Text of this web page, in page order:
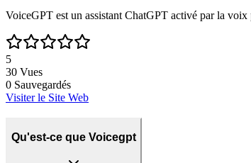
VoiceGPT est un assistant ChatGPT activé par la
5
30 Vues
0 Sauvegardés
Visiter le Site Web
Qu'est-ce que Voicegpt